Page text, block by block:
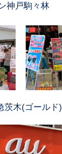
神戸駒々林
茨木(ゴールド)